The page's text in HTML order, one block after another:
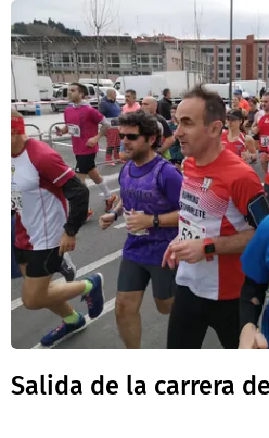
Salida de la carrera